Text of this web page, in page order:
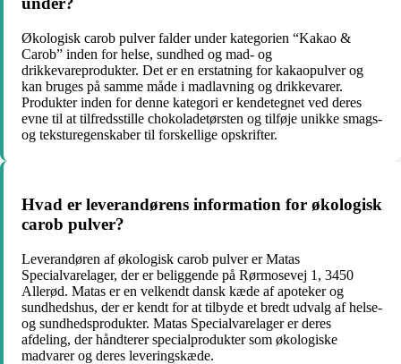
Økologisk carob pulver falder under kategorien “Kakao &
Carob” inden for helse, sundhed og mad- og
drikkevareprodukter. Det er en erstatning for kakaopulver og
kan bruges på samme måde i madlavning og drikkevarer.
Produkter inden for denne kategori er kendetegnet ved deres
evne til at tilfredsstille chokoladetørsten og tilføje unikke smags-
og teksturegenskaber til forskellige opskrifter.
Hvad er leverandørens information for økologisk
carob pulver?
Leverandøren af økologisk carob pulver er Matas
Specialvarelager, der er beliggende på Rørmosevej 1, 3450
Allerød. Matas er en velkendt dansk kæde af apoteker og
sundhedshus, der er kendt for at tilbyde et bredt udvalg af helse-
og sundhedsprodukter. Matas Specialvarelager er deres
afdeling, der håndterer specialprodukter som økologiske
madvarer og deres leveringskæde.